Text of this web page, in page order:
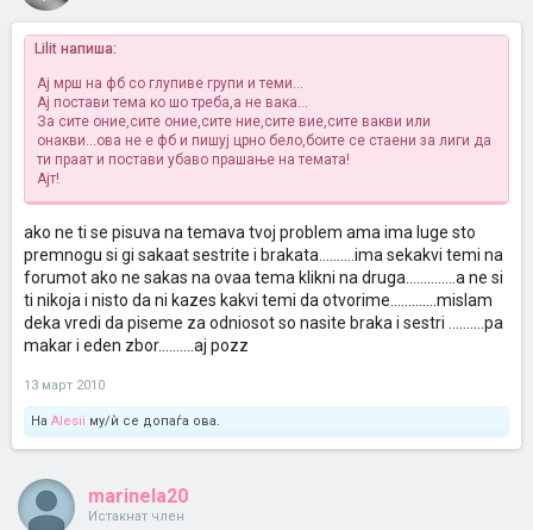
Lilit напиша:
Ај мрш на фб со глупиве групи и теми...
Ај постави тема ко шо треба,а не вака...
За сите оние,сите оние,сите ние,сите вие,сите вакви или
онакви...ова не е фб и пишуј црно бело,боите се стаени за лиги да
ти праат и постави убаво прашање на темата!
Ајт!
ako ne ti se pisuva na temava tvoj problem ama ima luge sto
premnogu si gi sakaat sestrite i brakata..........ima sekakvi temi na
forumot ako ne sakas na ovaa tema klikni na druga..............a ne si
ti nikoja i nisto da ni kazes kakvi temi da otvorime.............mislam
deka vredi da piseme za odniosot so nasite braka i sestri ..........pa
makar i eden zbor..........aj pozz
13 март 2010
На Alesii му/ѝ се допаѓа ова.
marinela20
Истакнат член